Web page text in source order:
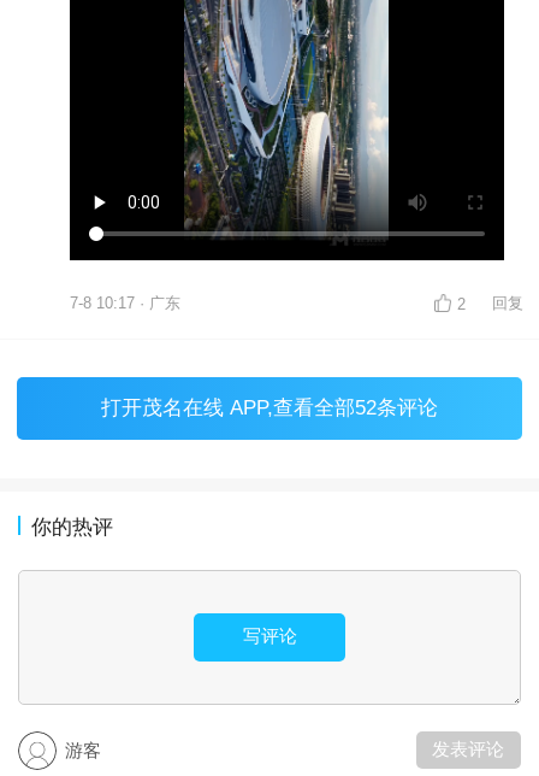
7-8 10:17 · 广东 2 回复
打开茂名在线 APP,查看全部52条评论
你的热评
写评论
游客 发表评论